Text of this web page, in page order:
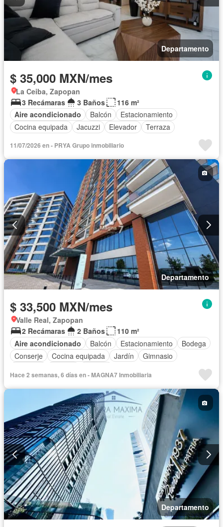
Departamento
$ 35,000 MXN/mes
La Ceiba, Zapopan
3 Recámaras
3 Baños
116 m²
Aire acondicionado
Balcón
Estacionamiento
Cocina equipada
Jacuzzi Elevador Terraza
11/07/2026 en - PRYA Grupo inmobiliario
Departamento
$ 33,500 MXN/mes
Valle Real, Zapopan
2 Recámaras
2 Baños
110 m²
Aire acondicionado
Balcón Estacionamiento
Bodega
Conserje
Cocina equipada Jardín
Gimnasio
Hace 2 semanas, 6 días en - MAGNA7 Inmobiliaria
Departamento